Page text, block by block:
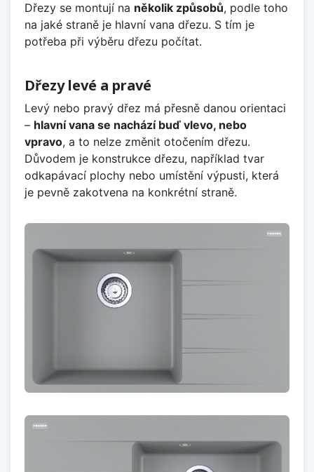
Dřezy se montují na několik způsobů, podle toho
na jaké straně je hlavní vana dřezu. S tím je
potřeba při výběru dřezu počítat.
Dřezy levé a pravé
Levý nebo pravý dřez má přesně danou orientaci
– hlavní vana se nachází buď vlevo, nebo
vpravo, a to nelze změnit otočením dřezu.
Důvodem je konstrukce dřezu, například tvar
odkapávací plochy nebo umístění výpusti, která
je pevně zakotvena na konkrétní straně.